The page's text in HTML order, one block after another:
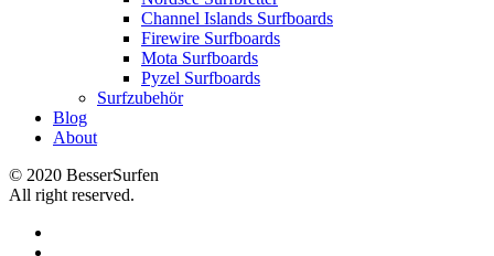
Channel Islands Surfboards
Firewire Surfboards
Mota Surfboards
Pyzel Surfboards
Surfzubehör
Blog
About
© 2020 BesserSurfen
All right reserved.